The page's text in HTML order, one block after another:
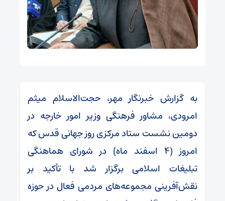
به گزارش خبرنگار مهر، حجت‌الاسلام میثم
امرودی، مشاور فرهنگی وزیر امور خارجه در
دومین نشست ستاد مرکزی روز جهانی قدس که
امروز (۴ اسفند ماه) در شورای هماهنگی
تبلیغات اسلامی برگزار شد با تأکید بر
نقش‌آفرینی مجموعه‌های مردمی فعال در حوزه